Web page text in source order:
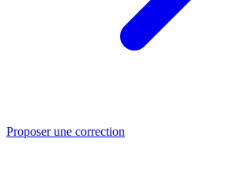
Proposer une correction